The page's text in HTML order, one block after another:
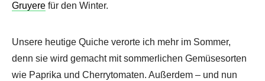
Gruyere für den Winter.
Unsere heutige Quiche verorte ich mehr im Sommer,
denn sie wird gemacht mit sommerlichen Gemüsesorten
wie Paprika und Cherrytomaten. Außerdem – und nun